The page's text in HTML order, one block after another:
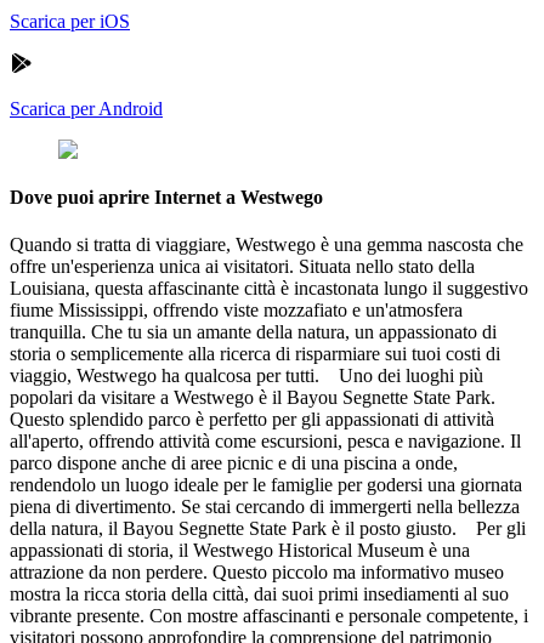
Scarica per iOS
Scarica per Android
Dove puoi aprire Internet a Westwego
Quando si tratta di viaggiare, Westwego è una gemma nascosta che
offre un'esperienza unica ai visitatori. Situata nello stato della
Louisiana, questa affascinante città è incastonata lungo il suggestivo
fiume Mississippi, offrendo viste mozzafiato e un'atmosfera
tranquilla. Che tu sia un amante della natura, un appassionato di
storia o semplicemente alla ricerca di risparmiare sui tuoi costi di
viaggio, Westwego ha qualcosa per tutti. Uno dei luoghi più
popolari da visitare a Westwego è il Bayou Segnette State Park.
Questo splendido parco è perfetto per gli appassionati di attività
all'aperto, offrendo attività come escursioni, pesca e navigazione. Il
parco dispone anche di aree picnic e di una piscina a onde,
rendendolo un luogo ideale per le famiglie per godersi una giornata
piena di divertimento. Se stai cercando di immergerti nella bellezza
della natura, il Bayou Segnette State Park è il posto giusto. Per gli
appassionati di storia, il Westwego Historical Museum è una
attrazione da non perdere. Questo piccolo ma informativo museo
mostra la ricca storia della città, dai suoi primi insediamenti al suo
vibrante presente. Con mostre affascinanti e personale competente, i
visitatori possono approfondire la comprensione del patrimonio